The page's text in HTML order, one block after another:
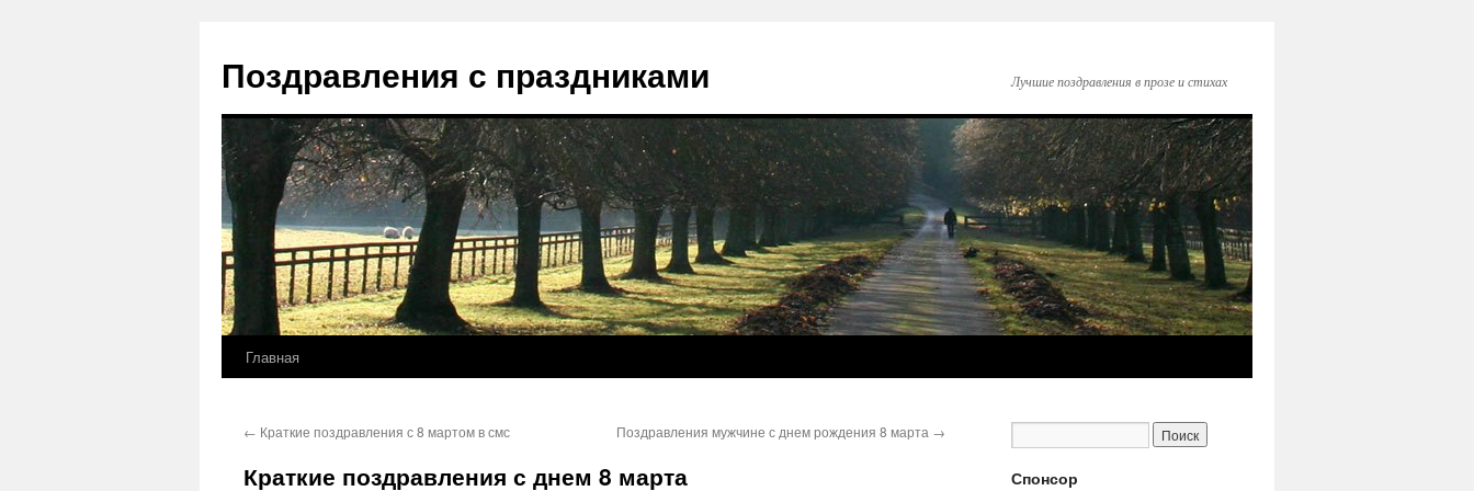
содержимому
Поздравления с праздниками Лучшие поздравления в прозе и стихах
Главная
← Краткие поздравления с 8 мартом в смс Поздравления мужчине с днем рождения 8 марта →
Краткие поздравления с днем 8 марта Спонсор